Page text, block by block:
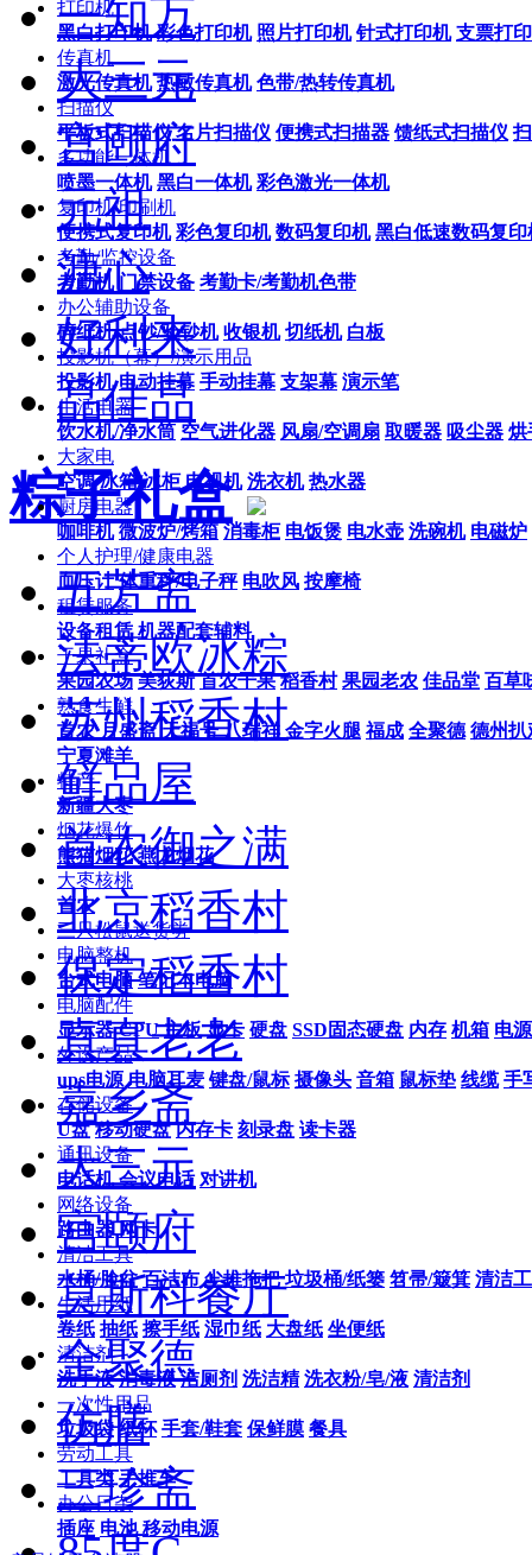
打印机
黑白打印机 彩色打印机 照片打印机 针式打印机 支票打
传真机
激光传真机 热敏传真机 色带/热转传真机
扫描仪
平板式扫描仪 名片扫描仪 便携式扫描器 馈纸式扫描仪
多功能一体机
喷墨一体机 黑白一体机 彩色激光一体机
复印机/印刷机
便携式复印机 彩色复印机 数码复印机 黑白低速数码复印
考勤/监控设备
考勤机 门禁设备 考勤卡/考勤机色带
办公辅助设备
碎纸机 点钞/验钞机 收银机 切纸机 白板
投影机（幕）/演示用品
投影机 电动挂幕 手动挂幕 支架幕 演示笔
生活电器
饮水机/净水筒 空气进化器 风扇/空调扇 取暖器 吸尘器 烘
大家电
空调 冰箱/冰柜 电视机 洗衣机 热水器
厨房电器
咖啡机 微波炉/烤箱 消毒柜 电饭煲 电水壶 洗碗机 电磁炉
个人护理/健康电器
血压计 体重秤/电子秤 电吹风 按摩椅
租赁服务
设备租赁 机器配套辅料
干果礼盒
果园农场 美荻斯 首农干果 稻香村 果园老农 佳品堂 百草
熟食生鲜
首农 月盛斋 天福号 八瑞祥 金字火腿 福成 全聚德 德州扒
宁夏滩羊
特产
新疆大枣
烟花爆竹
熊猫烟花 燕龙烟花
大枣核桃
首农
三只松鼠送货劵
电脑整机
台式电脑 笔记本电脑
电脑配件
显示器 CPU 主板 显卡 硬盘 SSD固态硬盘 内存 机箱 电源
外设产品
ups电源 电脑耳麦 键盘/鼠标 摄像头 音箱 鼠标垫 线缆 手
存储设备
U盘 移动硬盘 内存卡 刻录盘 读卡器
通讯设备
电话机 会议电话 对讲机
网络设备
路由器 网卡
清洁工具
水桶/脸盆 百洁布 尘推拖把 垃圾桶/纸篓 笤帚/簸箕 清洁
生活用纸
卷纸 抽纸 擦手纸 湿巾纸 大盘纸 坐便纸
清洁剂
洗手液 消毒液 洁厕剂 洗洁精 洗衣粉/皂/液 清洁剂
一次性用品
垃圾袋 纸杯 手套/鞋套 保鲜膜 餐具
劳动工具
工具类 手推车
办公日杂
插座 电池 移动电源
一知万
大三元
宫颐府
元祖
溏心
好利来
品佳品
粽子礼盒
五芳斋
法蒂欧冰粽
苏州稻香村
鲜品屋
首农御之满
北京稻香村
保定稻香村
真真老老
嘉乡斋
大三元
宫颐府
莫斯科餐厅
全聚德
仿膳
三珍斋